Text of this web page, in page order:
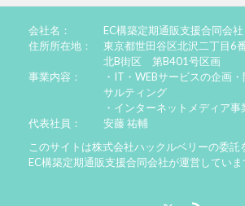
会社名：
EC構築定期通販支援合同会社
住所所在地：
東京都世田谷区北沢二丁目
北B街区 第B401号区画
事業内容：
・IT・WEBサービスの企画
サルティング
・インターネットメディア事
代表社員：
安藤 祐輔
このサイトは株式会社ハックルベリーの委託
EC構築定期通販支援合同会社が運営していま